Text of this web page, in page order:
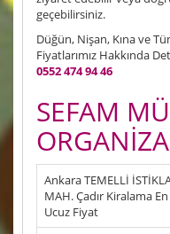
geçebilirsiniz.
Düğün, Nişan, Kına ve
Fiyatlarımız Hakkında
0552 474 94 46
SEFAM
Ankara TEMELLİ
MAH. Çadır Kiralama En
Ucuz Fiyat